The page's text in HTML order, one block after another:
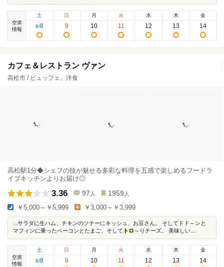
空席
情報
土
8/8
日
9
月
10
火
11
水
12
木
13
金
14
カフェ＆レストラン ヴァン
高松市 / ビュッフェ、洋食
高松駅1分◆シェフの技が魅せる多彩な料理を五感で楽しめるフードラ
イブキッチンよりお届け◎
3.36 97 人 1959 人
￥5,000～￥5,999 ￥3,000～￥3,999
...サラダに生ハム、チキンのソテーにキッシュ、お豆さん。 そしてドド～ンと
マフィンに乗ったベーコンとたまご、そして トロ ～りチーズ。 美味しい...
空席
情報
土
8/8
日
9
月
10
火
11
水
12
木
13
金
14